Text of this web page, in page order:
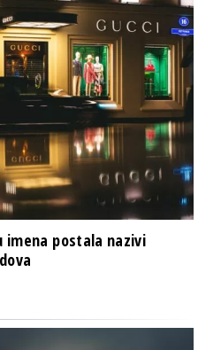
imena postala nazivi